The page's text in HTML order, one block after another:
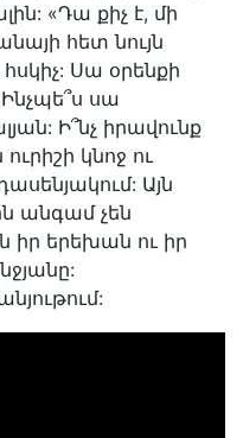
«Դա քիչ է, մի
հետ նույն
Սա օրենքի
սա
Ի՞նչ իրավունք
կնոջ ու
Այն
անգամ չեն
իր երեխան ու իր